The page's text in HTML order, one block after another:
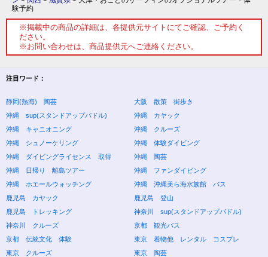
験予約
※掲載中の商品の詳細は、各提供元サイトにてご確認、ご予約く
ださい。
※お問い合わせは、商品提供元へご連絡ください。
注目ワード：
静岡(熱海) 陶芸
大阪 散策 街歩き
沖縄 sup(スタンドアップパドル)
沖縄 カヤック
沖縄 キャニオニング
沖縄 クルーズ
沖縄 シュノーケリング
沖縄 体験ダイビング
沖縄 ダイビングライセンス 取得
沖縄 陶芸
沖縄 日帰り 離島ツアー
沖縄 ファンダイビング
沖縄 ホエールウォッチング
沖縄 沖縄美ら海水族館 バス
鹿児島 カヤック
鹿児島 登山
鹿児島 トレッキング
神奈川 sup(スタンドアップパドル)
神奈川 クルーズ
京都 観光バス
京都 伝統文化 体験
東京 着物他 レンタル コスプレ
東京 クルーズ
東京 陶芸